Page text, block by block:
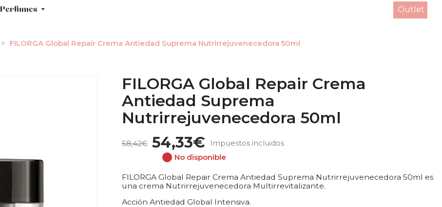
Perfumes Outlet
FILORGA Global Repair Crema Antiedad Suprema Nutrirrejuvenecedora 50ml
FILORGA Global Repair Crema
Antiedad Suprema
Nutrirrejuvenecedora 50ml
58,42€ 54,33€
Impuestos incluidos
No disponible
FILORGA Global Repair Crema Antiedad Suprema Nutrirrejuvenecedora 50ml es
una crema Nutrirrejuvenecedora Multirrevitalizante.
Acción Antiedad Global Intensiva.